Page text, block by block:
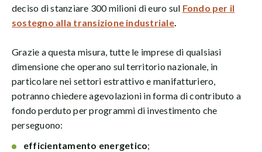
deciso di stanziare 300 milioni di euro sul Fondo per il
sostegno alla transizione industriale.
Grazie a questa misura, tutte le imprese di qualsiasi
dimensione che operano sul territorio nazionale, in
particolare nei settori estrattivo e manifatturiero,
potranno chiedere agevolazioni in forma di contributo a
fondo perduto per programmi di investimento che
perseguono:
efficientamento energetico;